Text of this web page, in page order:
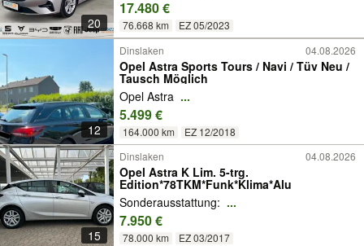
20
17.480 €
76.668 km EZ 05/2023
12
Dinslaken 04.08.2026
Opel Astra Sports Tours / Navi / Tüv Neu /
Tausch Möglich
Opel Astra ...
5.499 €
164.000 km EZ 12/2018
15
Dinslaken 04.08.2026
Opel Astra K Lim. 5-trg.
Edition*78TKM*Funk*Klima*Alu
Sonderausstattung: ...
7.950 €
78.000 km EZ 03/2017